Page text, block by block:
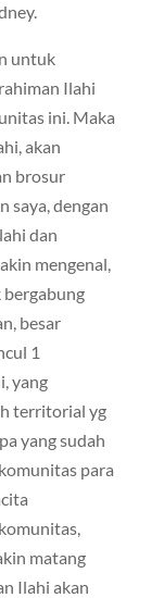
untuk
Ilahi
ini. Maka
akan
brosur
saya, dengan
dan
mengenal,
besar
1
yang
territorial yg
yang sudah
para
matang
Ilahi akan